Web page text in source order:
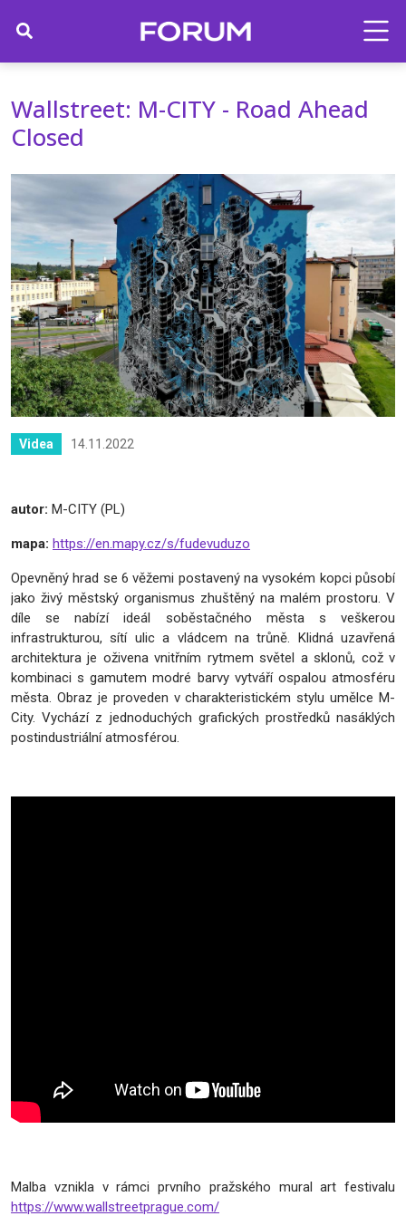
Wallstreet: M-CITY - Road Ahead
Closed
Videa 14.11.2022
autor: M-CITY (PL)
mapa: https://en.mapy.cz/s/fudevuduzo
Opevněný hrad se 6 věžemi postavený na vysokém kopci působí
jako živý městský organismus zhuštěný na malém prostoru. V
díle se nabízí ideál soběstačného města s veškerou
infrastrukturou, sítí ulic a vládcem na trůně. Klidná uzavřená
architektura je oživena vnitřním rytmem světel a sklonů, což v
kombinaci s gamutem modré barvy vytváří ospalou atmosféru
města. Obraz je proveden v charakteristickém stylu umělce M-
City. Vychází z jednoduchých grafických prostředků nasáklých
postindustriální atmosférou.
Malba vznikla v rámci prvního pražského mural art festivalu
https://www.wallstreetprague.com/